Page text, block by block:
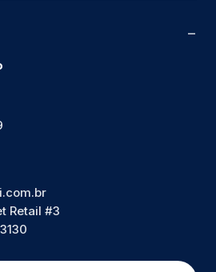
Retail #3